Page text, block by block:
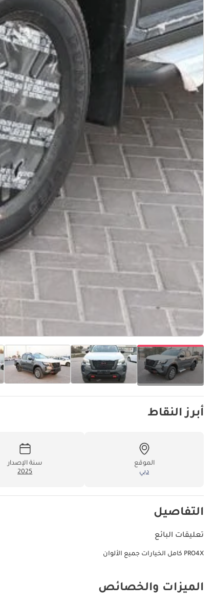
أبرز النقاط
الموقع
دبي
سنة الإصدار
2025
التفاصيل
تعليقات البائع
PRO4X كامل الخيارات جميع الألوان
الميزات والخصائص